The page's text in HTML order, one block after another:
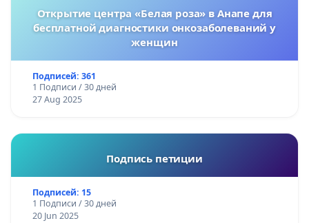
Открытие центра «Белая роза» в Анапе для
бесплатной диагностики онкозаболеваний у
женщин
Подписей: 361
1 Подписи / 30 дней
27 Aug 2025
Подпись петиции
Подписей: 15
1 Подписи / 30 дней
20 Jun 2025